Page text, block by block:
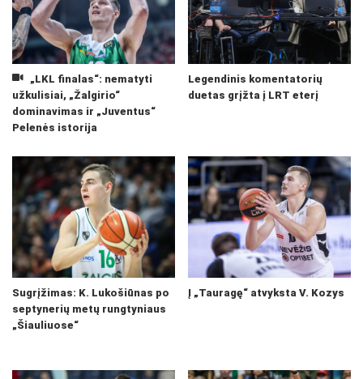
„LKL finalas“: nematyti
užkulisiai, „Žalgirio“
dominavimas ir „Juventus“
Pelenės istorija
Legendinis komentatorių
duetas grįžta į LRT eterį
Sugrįžimas: K. Lukošiūnas po
septynerių metų rungtyniaus
„Šiauliuose“
Į „Tauragę“ atvyksta V. Kozys